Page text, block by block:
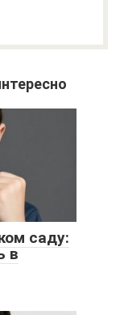
саду:
в